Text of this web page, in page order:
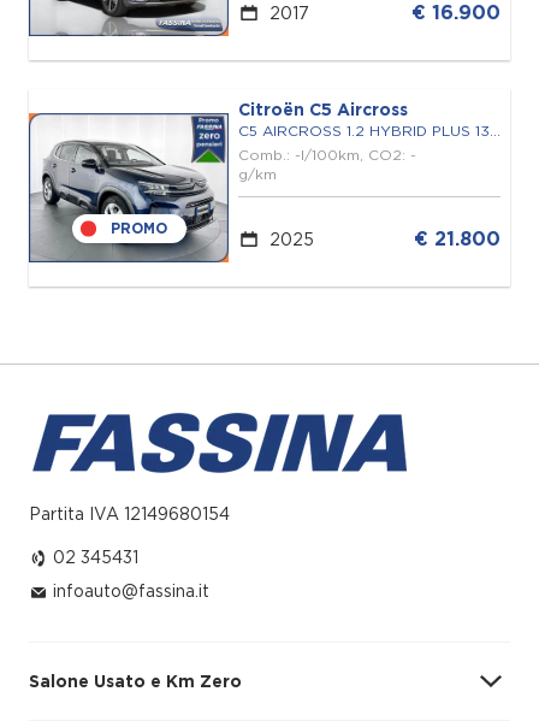
2017 € 16.900
PROMO
Citroën C5 Aircross
C5 AIRCROSS 1.2 HYBRID PLUS 136 E-DCS6
Comb.: -l/100km, CO2: -
g/km
2025 € 21.800
Partita IVA 12149680154
02 345431
infoauto@fassina.it
Salone Usato e Km Zero